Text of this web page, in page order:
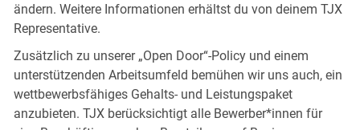
ändern. Weitere Informationen erhältst du von deinem TJX
Representative.
Zusätzlich zu unserer „Open Door“-Policy und einem
unterstützenden Arbeitsumfeld bemühen wir uns auch, ein
wettbewerbsfähiges Gehalts- und Leistungspaket
anzubieten. TJX berücksichtigt alle Bewerber*innen für